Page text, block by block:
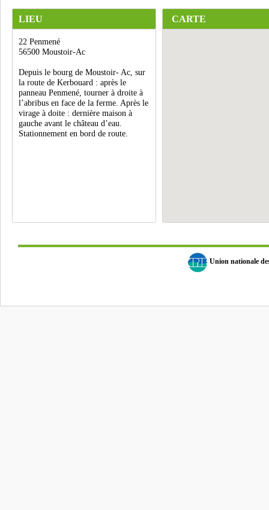
LIEU
22 Penmené
56500 Moustoir-Ac
Depuis le bourg de Moustoir- Ac, sur
la route de Kerbouard : après le
panneau Penmené, tourner à droite à
l’abribus en face de la ferme. Après le
virage à doite : dernière maison à
gauche avant le château d’eau.
Stationnement en bord de route.
CARTE
Union nationale